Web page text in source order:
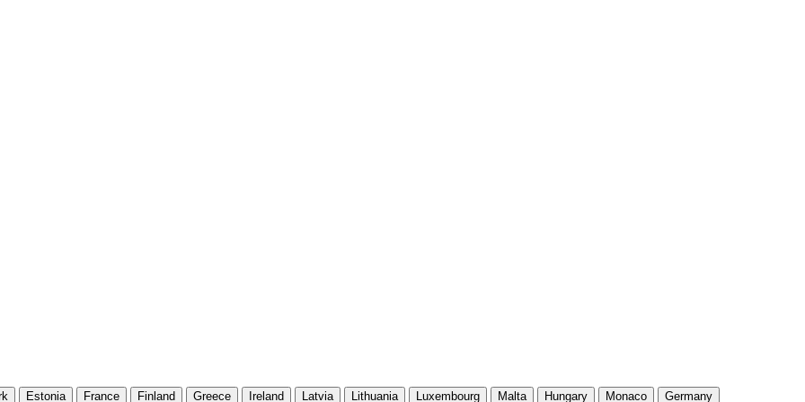
Estonia France Finland Greece Ireland Latvia Lithuania Luxembourg Malta Hungary Monaco Germany